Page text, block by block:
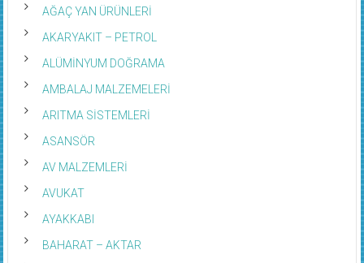
AĞAÇ YAN ÜRÜNLERİ
AKARYAKIT – PETROL
ALÜMİNYUM DOĞRAMA
AMBALAJ MALZEMELERİ
ARITMA SİSTEMLERİ
ASANSÖR
AV MALZEMLERİ
AVUKAT
AYAKKABI
BAHARAT – AKTAR